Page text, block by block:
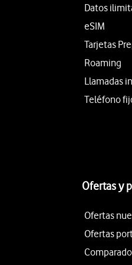
Datos
eSIM
Tarjetas
Roaming
Llamadas
Teléfono
Ofertas y
Ofertas
Ofertas